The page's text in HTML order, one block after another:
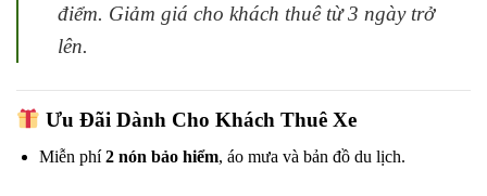
điểm. Giảm giá cho khách thuê từ 3 ngày trở
lên.
Ưu Đãi Dành Cho Khách Thuê Xe
Miễn phí 2 nón bảo hiểm, áo mưa và bản đồ du lịch.